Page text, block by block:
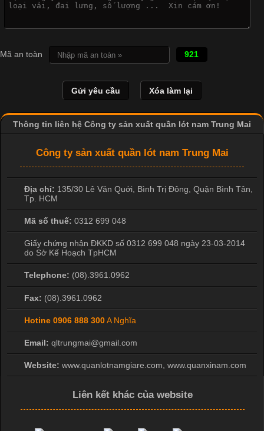
Cập nhật 2026-04-21 15:41:03
In Chuyển Nhiệt Là Gì? Công Nghệ In Hiện Đại Trong Ngành
May Mặc Trong ngành in ấn và thời trang, in chuyển nhiệt đang
hình ảnh sắc nét và bền màu. Đặc biệt, kỹ thuật này được ứng
dụng rộng rãi trong sản xuất áo thun, đồ thể thao
Mã an toàn 921
Thông tin liên hệ Công ty sản xuất quần lót nam Trung Mai
Công ty sản xuất quần lót nam Trung Mai
Địa chỉ: 135/30 Lê Văn Quới, Bình Trị Đông Quận Bình Tân
Tp. HCM
Mã số thuế: 0312 699 048
Giấy chứng nhận ĐKKD số 0312 699 048 ngày 23-03-2014
do Sở Kế Hoạch TpHCM
Telephone: (08).3961.0962
Fax: (08).3961.0962
Hotine 0906 888 300A Nghĩa
Email: qltrungmai@gmail.com
Website: www.quanlotnamgiare.com, www.quanxinam.com
Liên kết khác của website